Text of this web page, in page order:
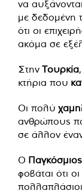
να
με δεδομένη
ότι οι
ακόμα σε
Στην Τουρκία
κτήρια που
Οι πολύ
ανθρώπους
σε άλλον
Ο
φοβάται ότι